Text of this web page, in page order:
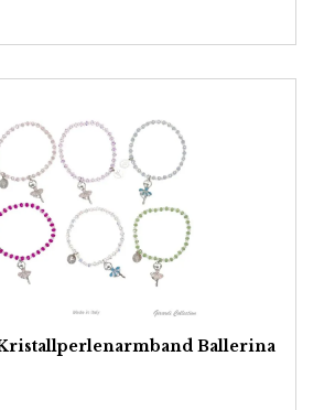
Ballerina